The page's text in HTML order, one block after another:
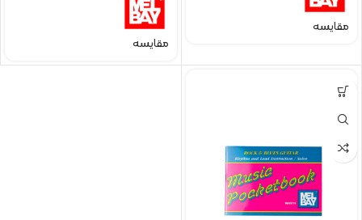
مقایسه
مقایسه